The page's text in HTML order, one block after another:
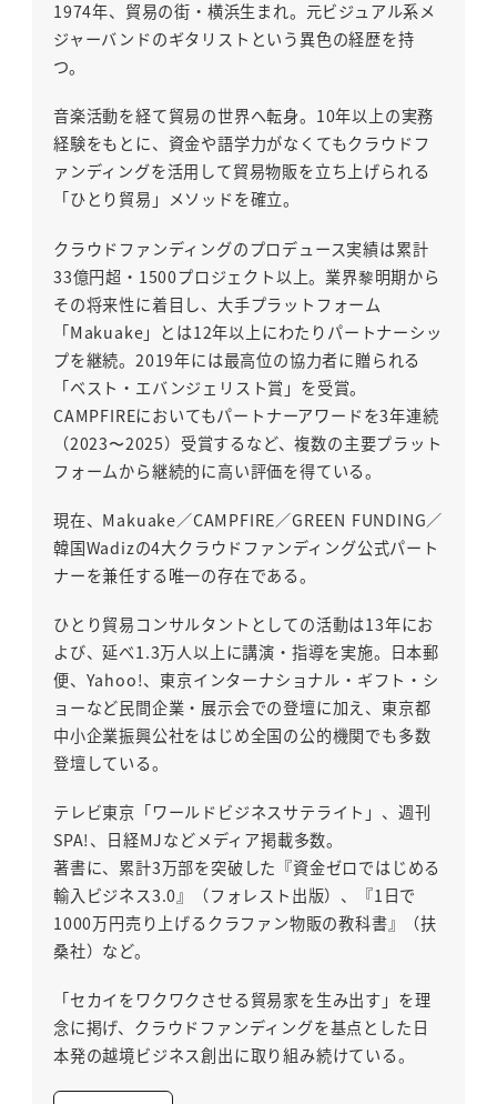
1974年、貿易の街・横浜生まれ。元ビジュアル系メ
ジャーバンドのギタリストという異色の経歴を持
つ。
音楽活動を経て貿易の世界へ転身。10年以上の実務
経験をもとに、資金や語学力がなくてもクラウドフ
ァンディングを活用して貿易物販を立ち上げられる
「ひとり貿易」メソッドを確立。
クラウドファンディングのプロデュース実績は累計
33億円超・1500プロジェクト以上。業界黎明期から
その将来性に着目し、大手プラットフォーム
「Makuake」とは12年以上にわたりパートナーシッ
プを継続。2019年には最高位の協力者に贈られる
「ベスト・エバンジェリスト賞」を受賞。
CAMPFIREにおいてもパートナーアワードを3年連続
（2023〜2025）受賞するなど、複数の主要プラット
フォームから継続的に高い評価を得ている。
現在、Makuake／CAMPFIRE／GREEN FUNDING／
韓国Wadizの4大クラウドファンディング公式パート
ナーを兼任する唯一の存在である。
ひとり貿易コンサルタントとしての活動は13年にお
よび、延べ1.3万人以上に講演・指導を実施。日本郵
便、Yahoo!、東京インターナショナル・ギフト・シ
ョーなど民間企業・展示会での登壇に加え、東京都
中小企業振興公社をはじめ全国の公的機関でも多数
登壇している。
テレビ東京「ワールドビジネスサテライト」、週刊
SPA!、日経MJなどメディア掲載多数。
著書に、累計3万部を突破した『資金ゼロではじめる
輸入ビジネス3.0』（フォレスト出版）、『1日で
1000万円売り上げるクラファン物販の教科書』（扶
桑社）など。
「セカイをワクワクさせる貿易家を生み出す」を理
念に掲げ、クラウドファンディングを基点とした日
本発の越境ビジネス創出に取り組み続けている。